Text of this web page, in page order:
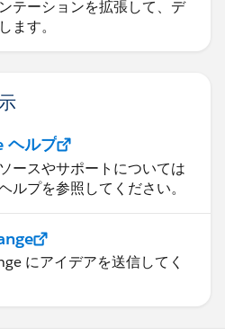
テーションを拡張して、デ
ます。
ヘルプ
ースやサポートについては
ルプを参照してください。
にアイデアを送信してく